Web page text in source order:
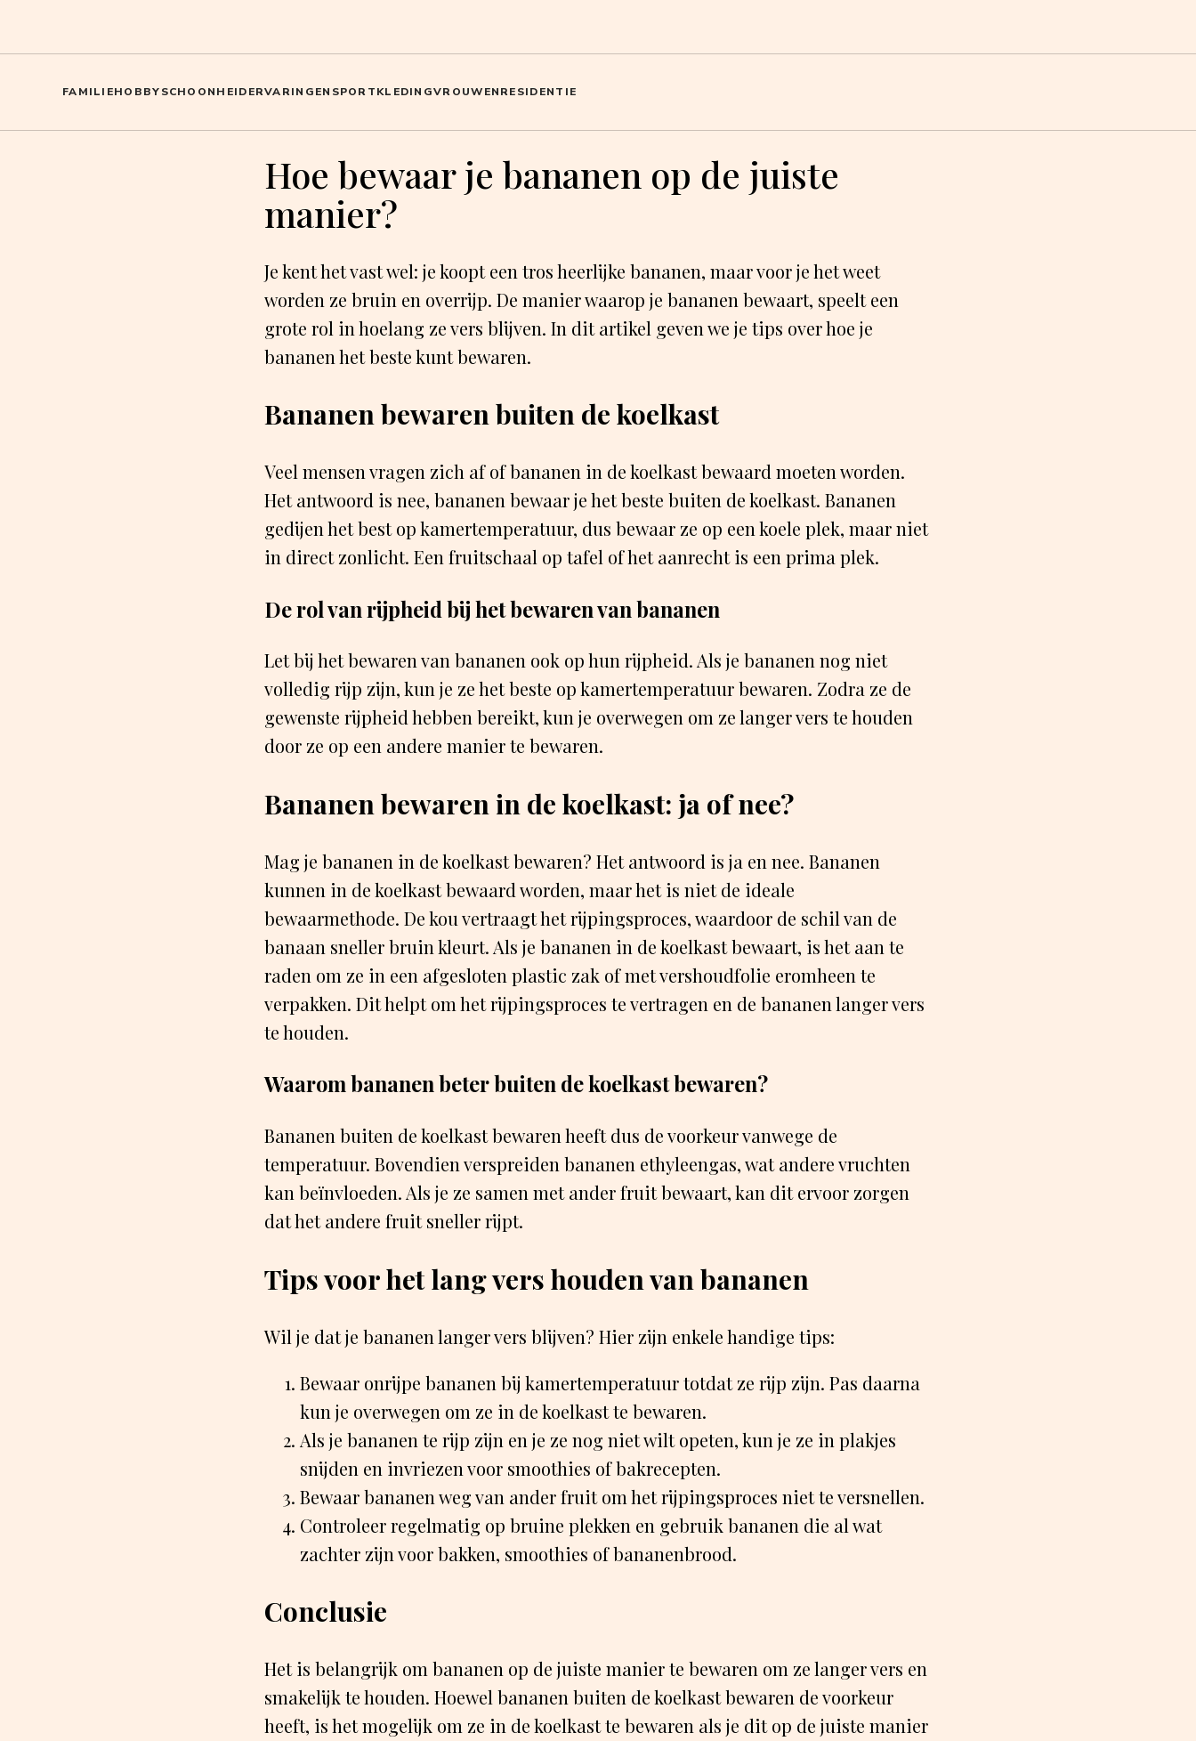
FAMILIEHOBBYSCHOONHEIDERVARINGEN SPORTKLEDINGVROUWENRESIDENTIE
Hoe bewaar je bananen op de juiste
manier?
Je kent het vast wel: je koopt een tros heerlijke bananen, maar voor je het weet
worden ze bruin en overrijp. De manier waarop je bananen bewaart, speelt een
grote rol in hoelang ze vers blijven. In dit artikel geven we je tips over hoe je
bananen het beste kunt bewaren.
Bananen bewaren buiten de koelkast
Veel mensen vragen zich af of bananen in de koelkast bewaard moeten worden.
Het antwoord is nee, bananen bewaar je het beste buiten de koelkast. Bananen
gedijen het best op kamertemperatuur, dus bewaar ze op een koele plek, maar niet
in direct zonlicht. Een fruitschaal op tafel of het aanrecht is een prima plek.
De rol van rijpheid bij het bewaren van bananen
Let bij het bewaren van bananen ook op hun rijpheid. Als je bananen nog niet
volledig rijp zijn, kun je ze het beste op kamertemperatuur bewaren. Zodra ze de
gewenste rijpheid hebben bereikt, kun je overwegen om ze langer vers te houden
door ze op een andere manier te bewaren.
Bananen bewaren in de koelkast: ja of nee?
Mag je bananen in de koelkast bewaren? Het antwoord is ja en nee. Bananen
kunnen in de koelkast bewaard worden, maar het is niet de ideale
bewaarmethode. De kou vertraagt het rijpingsproces, waardoor de schil van de
banaan sneller bruin kleurt. Als je bananen in de koelkast bewaart, is het aan te
raden om ze in een afgesloten plastic zak of met vershoudfolie eromheen te
verpakken. Dit helpt om het rijpingsproces te vertragen en de bananen langer vers
te houden.
Waarom bananen beter buiten de koelkast bewaren?
Bananen buiten de koelkast bewaren heeft dus de voorkeur vanwege de
temperatuur. Bovendien verspreiden bananen ethyleengas, wat andere vruchten
kan beïnvloeden. Als je ze samen met ander fruit bewaart, kan dit ervoor zorgen
dat het andere fruit sneller rijpt.
Tips voor het lang vers houden van bananen
Wil je dat je bananen langer vers blijven? Hier zijn enkele handige tips:
Bewaar onrijpe bananen bij kamertemperatuur totdat ze rijp zijn. Pas daarna
kun je overwegen om ze in de koelkast te bewaren.
Als je bananen te rijp zijn en je ze nog niet wilt opeten, kun je ze in plakjes
snijden en invriezen voor smoothies of bakrecepten.
Bewaar bananen weg van ander fruit om het rijpingsproces niet te versnellen.
Controleer regelmatig op bruine plekken en gebruik bananen die al wat
zachter zijn voor bakken, smoothies of bananenbrood.
Conclusie
Het is belangrijk om bananen op de juiste manier te bewaren om ze langer vers en
smakelijk te houden. Hoewel bananen buiten de koelkast bewaren de voorkeur
heeft, is het mogelijk om ze in de koelkast te bewaren als je dit op de juiste manier